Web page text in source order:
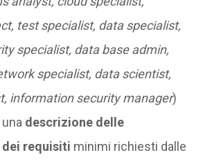
test specialist, data specialist,
specialist, data base admin,
specialist, data scientist,
information security manager)
descrizione delle
requisiti minimi richiesti dalle